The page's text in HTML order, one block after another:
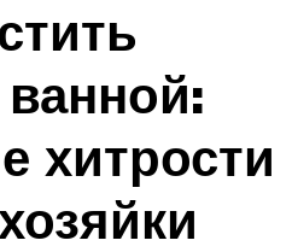
хитрости